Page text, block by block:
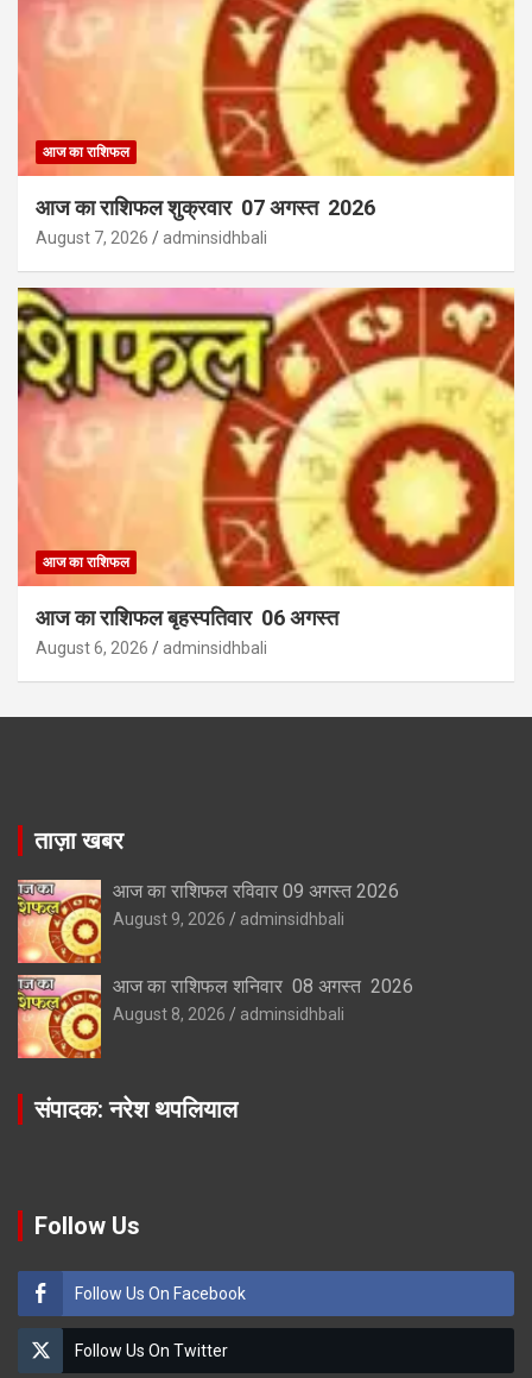
आज का राशिफल
आज का राशिफल शुक्रवार 07 अगस्त 2026
August 7, 2026 adminsidhbali
आज का राशिफल
आज का राशिफल बृहस्पतिवार 06 अगस्त
August 6, 2026 adminsidhbali
ताज़ा खबर
आज का राशिफल रविवार 09 अगस्त 2026
August 9, 2026 adminsidhbali
आज का राशिफल शनिवार 08 अगस्त 2026
August 8, 2026 adminsidhbali
संपादक: नरेश थपलियाल
Follow Us
Follow Us On Facebook
Follow Us On Twitter